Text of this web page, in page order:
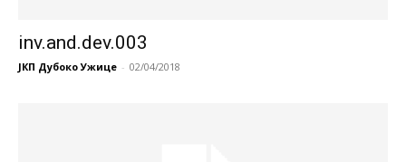
inv.and.dev.003
ЈКП Дубоко Ужице - 02/04/2018